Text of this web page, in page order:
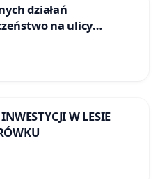
działań
na ulicy
W LESIE